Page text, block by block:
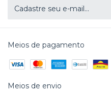
Meios de pagamento
Meios de envio